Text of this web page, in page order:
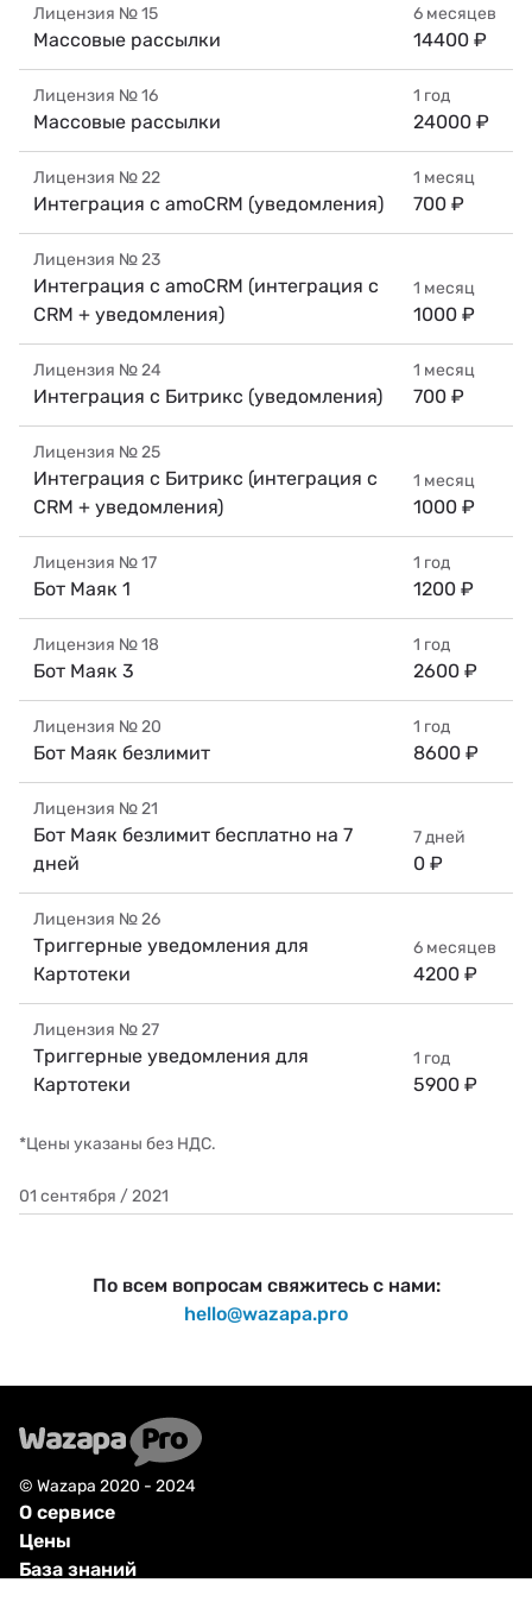
Лицензия №15
Массовые рассылки 14400 ₽
6 месяцев
Лицензия №16
Массовые рассылки 24000 ₽
1 год
Лицензия №22
Интеграция с amoCRM (уведомления) 700 ₽
1 месяц
Лицензия №23
Интеграция с amoCRM (интеграция с
CRM + уведомления)
1000 ₽
1 месяц
Лицензия №24
Интеграция с Битрикс (уведомления) 700 ₽
1 месяц
Лицензия №25
Интеграция с Битрикс (интеграция с
CRM + уведомления)
1000 ₽
1 месяц
Лицензия №17
Бот Маяк 1 1200 ₽
1 год
Лицензия №18
Бот Маяк 3 2600 ₽
1 год
Лицензия №20
Бот Маяк безлимит 8600 ₽
1 год
Лицензия №21
Бот Маяк безлимит бесплатно на 7
дней
0 ₽
7 дней
Лицензия №26
Триггерные уведомления для
Картотеки
4200 ₽
6 месяцев
Лицензия №27
Триггерные уведомления для
Картотеки
5900 ₽
1 год
*Цены указаны без НДС.
01 сентября / 2021
По всем вопросам свяжитесь с нами:
hello@wazapa.pro
© Wazapa 2020 - 2024
О сервисе
Цены
База знаний